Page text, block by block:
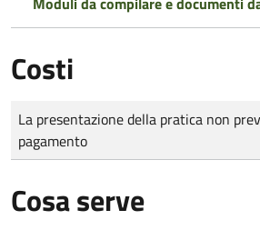
Costi
Tipo di pagamento
Importo
La presentazione della pratica non
pagamento
Cosa serve